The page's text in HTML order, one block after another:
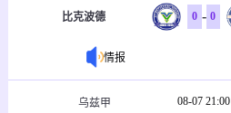
比克波德 0 - 0
情报
乌兹甲 08-07 21:00